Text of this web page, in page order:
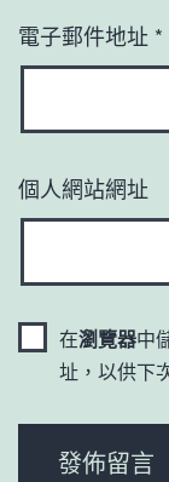
電子郵件地址 *
個人網站網址
在瀏覽器中
址，以供下